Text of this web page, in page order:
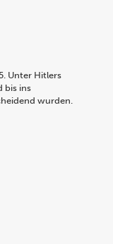
Unter Hitlers
bis ins
wurden.